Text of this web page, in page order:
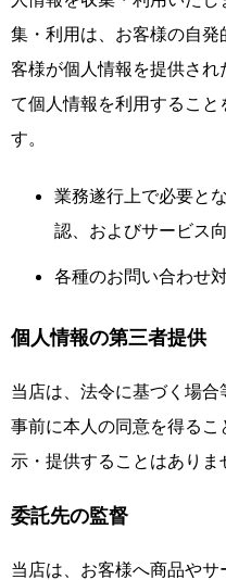
集・利用は、お客様の自
客様が個人情報を提供さ
て個人情報を利用すること
す。
業務遂行上で必要と
認、およびサービス
各種のお問い合わせ
個人情報の第三者提供
当店は、法令に基づく場合
事前に本人の同意を得る
示・提供することはありま
委託先の監督
当店は、お客様へ商品や